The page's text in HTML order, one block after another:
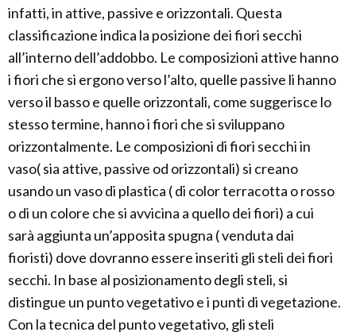
infatti, in attive, passive e orizzontali. Questa
classificazione indica la posizione dei fiori secchi
all’interno dell’addobbo. Le composizioni attive hanno
i fiori che si ergono verso l’alto, quelle passive li hanno
verso il basso e quelle orizzontali, come suggerisce lo
stesso termine, hanno i fiori che si sviluppano
orizzontalmente. Le composizioni di fiori secchi in
vaso( sia attive, passive od orizzontali) si creano
usando un vaso di plastica ( di color terracotta o rosso
o di un colore che si avvicina a quello dei fiori) a cui
sarà aggiunta un’apposita spugna ( venduta dai
fioristi) dove dovranno essere inseriti gli steli dei fiori
secchi. In base al posizionamento degli steli, si
distingue un punto vegetativo e i punti di vegetazione.
Con la tecnica del punto vegetativo, gli steli